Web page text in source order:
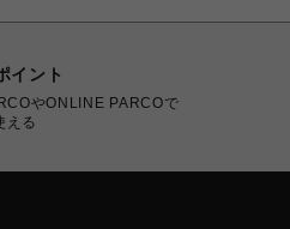
イント
やONLINE PARCOで
える